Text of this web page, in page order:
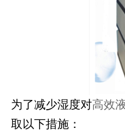
为了减少湿度对高效
取以下措施：